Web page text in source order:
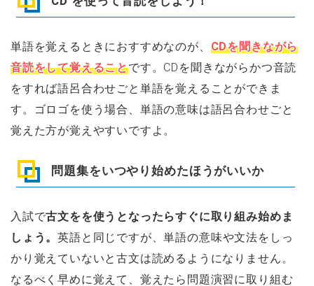
単語を覚えるときにおすすめなのが、 CDを聞きながら
音読をして覚えることです。CDを聞きながらかつ音読
をすれば語呂合わせごと単語を覚えることができま
す。ゴロゴを使う場合、単語の意味は語呂合わせごと
覚えた方が覚えやすいですよ。
問題集をいつやり始めたほうがいいか
入試で古文をを使うとなったらすぐに取り組み始めま
しょう。英語と同じですが、単語の意味や文法をしっ
かり覚えていないと古文は読めるようになりません。
なるべく早めに覚えて、覚えたら問題演習に取り組む